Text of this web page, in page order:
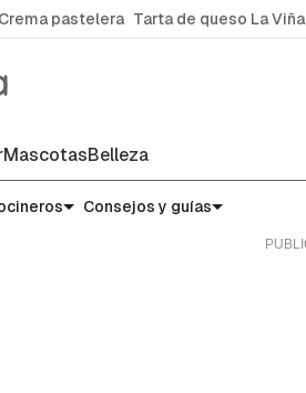
Crema pastelera Tarta de queso La Viña
MascotasBelleza
Consejos y guías